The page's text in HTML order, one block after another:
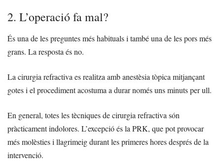
2. L’operació fa mal?
És una de les preguntes més habituals i també una de les pors més
grans. La resposta és no.
La cirurgia refractiva es realitza amb anestèsia tòpica mitjançant
gotes i el procediment acostuma a durar només uns minuts per ull.
En general, totes les tècniques de cirurgia refractiva són
pràcticament indolores. L’excepció és la PRK, que pot provocar
més molèsties i llagrimeig durant les primeres hores després de la
intervenció.